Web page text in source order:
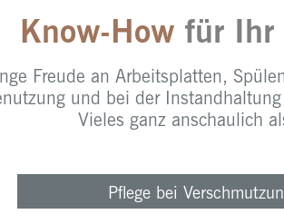
Know-How für Ihr
Freude an Arbeitsplatten,
und bei der
Vieles ganz anschaulich
Pflege bei